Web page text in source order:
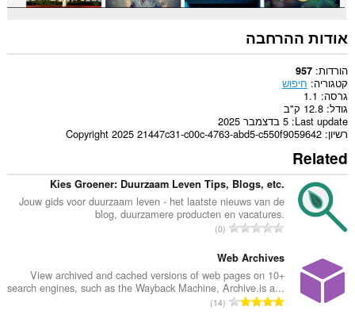
אודות ההרחבה
הורדות 957
קטגוריה חיפוש
גרסה 1.1
גודל 12.8 ק"ב
Last update 5 בדצמבר 2025
רשיון Copyright 2025 21447c31-c00c-4763-abd5-c550f9059642
Related
Kies Groener: Duurzaam Leven Tips, Blogs, etc.
Jouw gids voor duurzaam leven - het laatste nieuws van de
blog, duurzamere producten en vacatures.
מ
פ
ר
ד
י
0
Web Archives
View archived and cached versions of web pages on 10+
search engines, such as the Wayback Machine, Archive.is a...
מ14